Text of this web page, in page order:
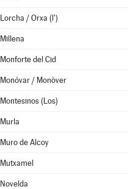
Lorcha / Orxa (l')
Millena
Monforte del Cid
Monóvar / Monòver
Montesinos (Los)
Murla
Muro de Alcoy
Mutxamel
Novelda